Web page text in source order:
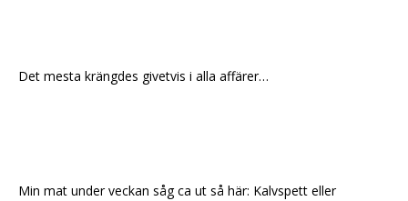
Det mesta krängdes givetvis i alla affärer…
Min mat under veckan såg ca ut så här: Kalvspett eller